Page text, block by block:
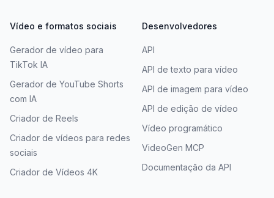
Vídeo e formatos sociais
Gerador de vídeo para
TikTok IA
Gerador de YouTube Shorts
com IA
Criador de Reels
Criador de vídeos para redes
sociais
Criador de Vídeos 4K
Desenvolvedores
API
API de texto para vídeo
API de imagem para vídeo
API de edição de vídeo
Vídeo programático
VideoGen MCP
Documentação da API